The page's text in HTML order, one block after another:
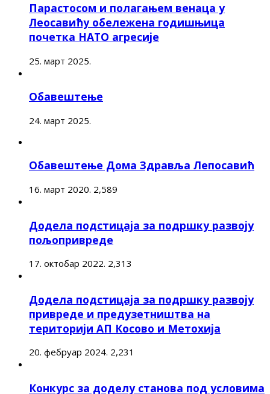
Парастосом и полагањем венаца у
Леосавићу обележена годишњица
почетка НАТО агресије
25. март 2025.
Обавештење
24. март 2025.
Обавештење Дома Здравља Лепосавић
16. март 2020. 2,589
Додела подстицаја за подршку развоју
пољопривреде
17. октобар 2022. 2,313
Додела подстицаја за подршку развоју
привреде и предузетништва на
територији АП Косово и Метохија
20. фебруар 2024. 2,231
Конкурс за доделу станова под условима